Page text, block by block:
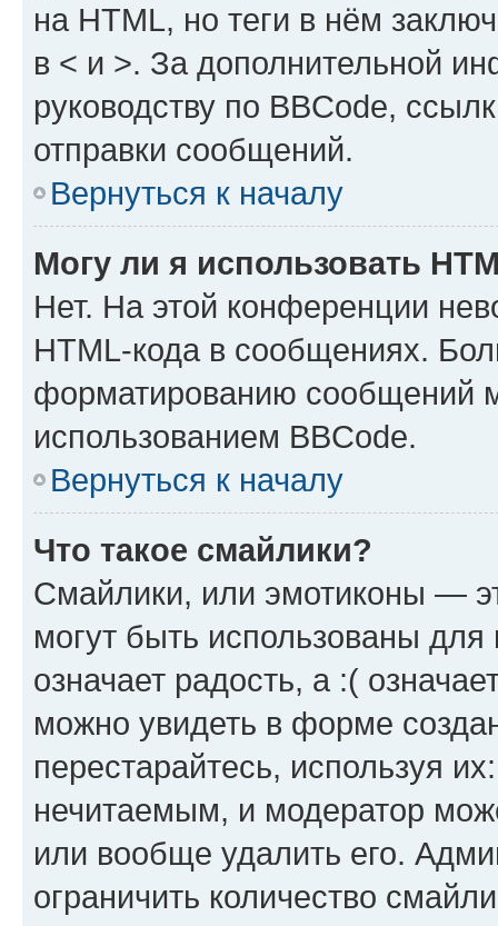
на HTML, но теги в нём
в < и >. За дополнительной
руководству по BBCode,
отправки сообщений.
Вернуться к началу
Могу ли я использовать
Нет. На этой конференции
HTML-кода в сообщениях.
форматированию сообщений
использованием BBCode.
Вернуться к началу
Что такое смайлики?
Смайлики, или эмотиконы —
могут быть использованы
означает радость, а :(
можно увидеть в форме
перестарайтесь, используя
нечитаемым, и модератор
или вообще удалить его.
ограничить количество